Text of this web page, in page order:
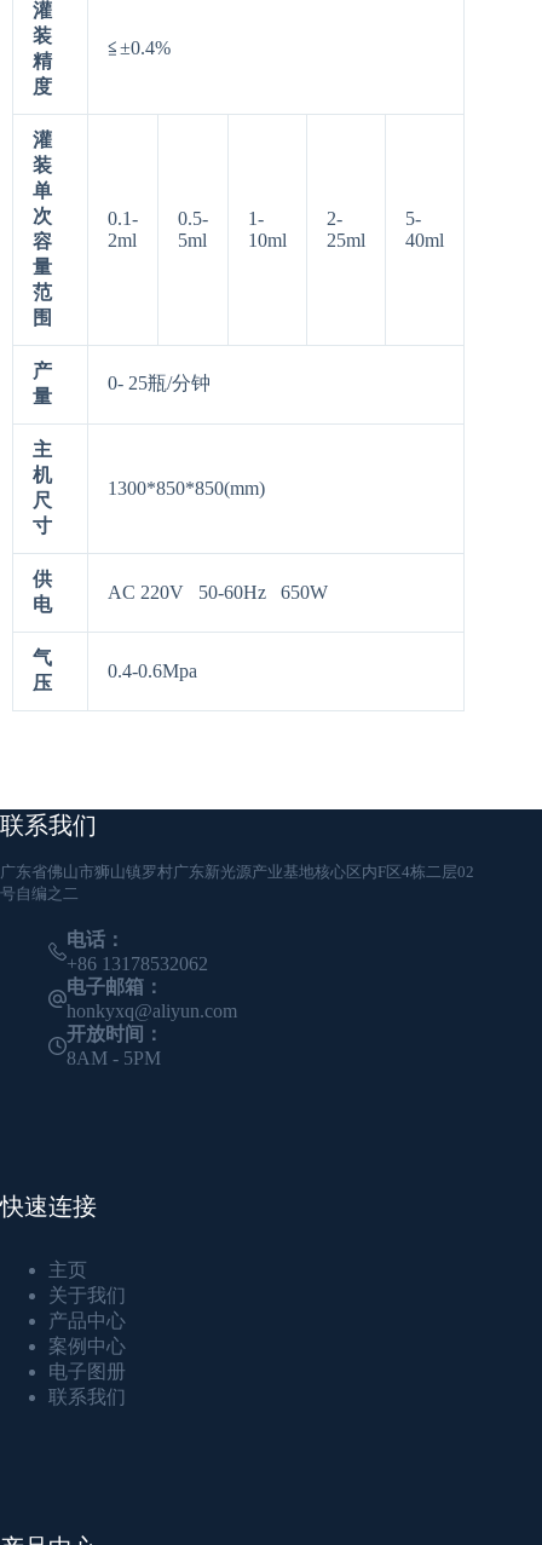
灌
装
精
度
≦±0.4%
灌
装
单
次
容
量
范
围
0.1-
2ml
0.5-
5ml
1-
10ml
2-
25ml
5-
40ml
产
量
0- 25瓶/分钟
主
机
尺
寸
1300*850*850(mm)
供
电
AC 220V 50-60Hz 650W
气
压
0.4-0.6Mpa
联系我们
广东省佛山市狮山镇罗村广东新光源产业基地核心区内F区4栋二层02
号自编之二
电话：
+86 13178532062
电子邮箱：
honkyxq@aliyun.com
开放时间：
8AM - 5PM
快速连接
主页
关于我们
产品中心
案例中心
电子图册
联系我们